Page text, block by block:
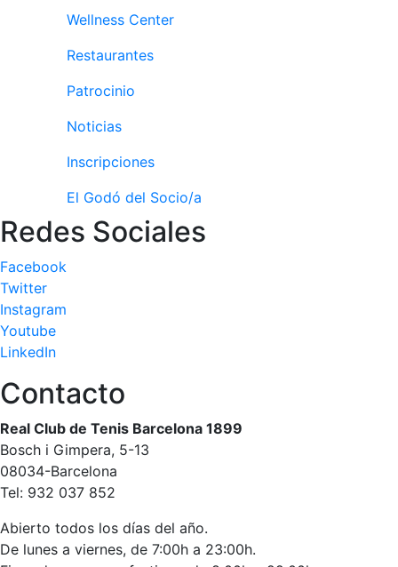
Peñas del Club
Wellness Center
fisiosalud
Entrenamientos
personales
Actividades
dirigidas
Piscina
Normativa
Restaurantes
El Snack
Casa Arilla
Chill Out
Bar Piscina
Patrocinio
Patrocinadores
Wellness Center
Restaurantes
Patrocinio
Noticias
Inscripciones
El Godó del Socio/a
Redes Sociales
Facebook
Twitter
Instagram
Youtube
LinkedIn
Contacto
Real Club de Tenis Barcelona 1899
Bosch i Gimpera, 5-13
08034-Barcelona
Tel: 932 037 852
Abierto todos los días del año.
De lunes a viernes, de 7:00h a 23:00h.